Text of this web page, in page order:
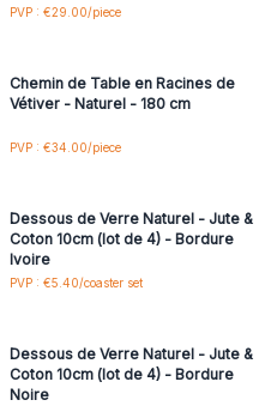
PVP : €29.00/piece
Connectez-vous ou
Chemin de Table en Racines de
Vétiver - Naturel - 180 cm
PVP : €34.00/piece
Connectez-vous ou
Dessous de Verre Naturel - Jute &
Coton 10cm (lot de 4) - Bordure
Ivoire
PVP : €5.40/coaster set
Connectez-vous ou
Dessous de Verre Naturel - Jute &
Coton 10cm (lot de 4) - Bordure
Noire